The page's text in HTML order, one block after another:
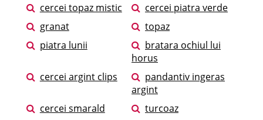
cercei topaz mistic
cercei piatra verde
granat
topaz
piatra lunii
bratara ochiul lui
horus
cercei argint clips
pandantiv ingeras
argint
cercei smarald
turcoaz